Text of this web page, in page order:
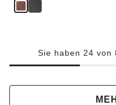
Sie haben 24 von